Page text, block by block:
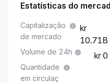
Estatísticas do
Capitalização
de mercado
10.71B
Volume de 24h 0
Quantidade
em circulaç